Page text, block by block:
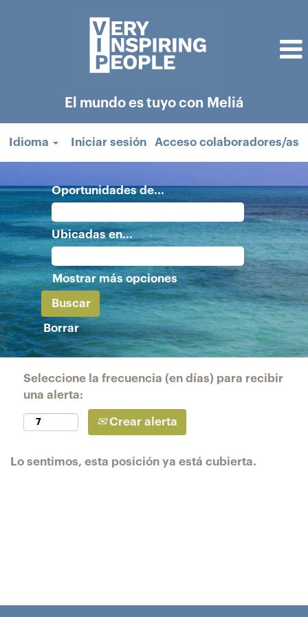
El mundo es tuyo con Meliá
Idioma Iniciar sesión Acceso colaboradores/as
Oportunidades de...
Ubicadas en...
Mostrar más opciones
Borrar
Seleccione la frecuencia (en días) para recibir
una alerta:
Crear alerta
Lo sentimos, esta posición ya está cubierta.